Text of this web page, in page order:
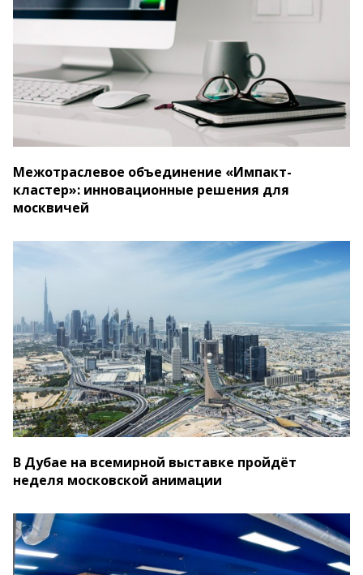
Межотраслевое объединение «Импакт-
кластер»: инновационные решения для
москвичей
В Дубае на всемирной выставке пройдёт
неделя московской анимации